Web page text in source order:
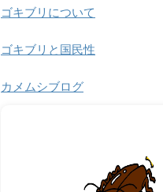
ゴキブリについて
ゴキブリと国民性
カメムシブログ